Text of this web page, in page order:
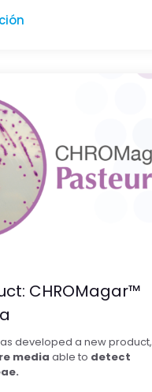
CHROMagar™
developed a new product,
media able to detect